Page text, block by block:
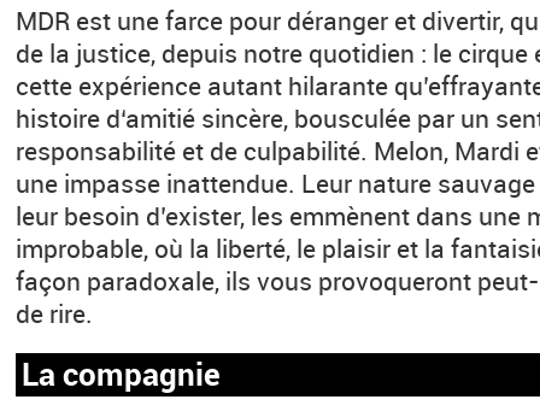
MDR est une farce pour déranger et divertir,
de la justice, depuis notre quotidien : le
cette expérience autant hilarante
histoire d‘amitié sincère, bousculée par un
responsabilité et de culpabilité. Melon, Mardi
une impasse inattendue. Leur nature
leur besoin d’exister, les emmènent dans une
improbable, où la liberté, le plaisir et la
façon paradoxale, ils vous provoqueront
de rire.
La compagnie